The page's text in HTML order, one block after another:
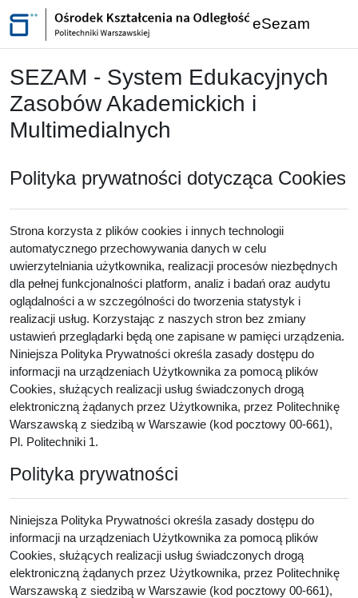
Przejdź do głównej zawartości
eSezam
SEZAM - System Edukacyjnych
Zasobów Akademickich i
Multimedialnych
Polityka prywatności dotycząca Cookies
Strona korzysta z plików cookies i innych technologii
automatycznego przechowywania danych w celu
uwierzytelniania użytkownika, realizacji procesów niezbędnych
dla pełnej funkcjonalności platform, analiz i badań oraz audytu
oglądalności a w szczególności do tworzenia statystyk i
realizacji usług. Korzystając z naszych stron bez zmiany
ustawień przeglądarki będą one zapisane w pamięci urządzenia.
Niniejsza Polityka Prywatności określa zasady dostępu do
informacji na urządzeniach Użytkownika za pomocą plików
Cookies, służących realizacji usług świadczonych drogą
elektroniczną żądanych przez Użytkownika, przez Politechnikę
Warszawską z siedzibą w Warszawie (kod pocztowy 00-661),
Pl. Politechniki 1.
Polityka prywatności
Niniejsza Polityka Prywatności określa zasady dostępu do
informacji na urządzeniach Użytkownika za pomocą plików
Cookies, służących realizacji usług świadczonych drogą
elektroniczną żądanych przez Użytkownika, przez Politechnikę
Warszawską z siedzibą w Warszawie (kod pocztowy 00-661),